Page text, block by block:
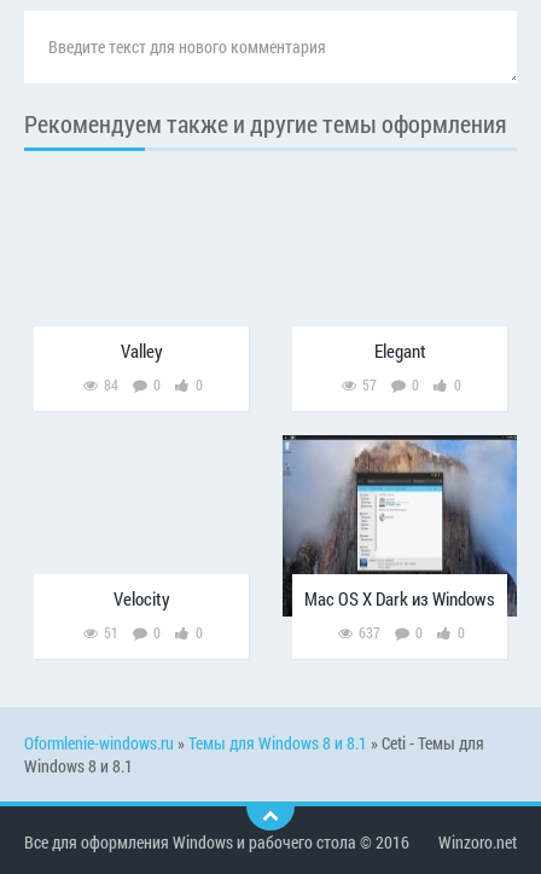
Рекомендуем также и другие темы оформления
Valley
84 0 0
Elegant
57 0 0
Velocity
51 0 0
Mac OS X Dark из Windows
637 0 0
Oformlenie-windows.ru »Темы для Windows 8 и 8.1 » Ceti - Темы для
Windows 8 и 8.1
Все для оформления Windows и рабочего стола © 2016 Winzoro.net